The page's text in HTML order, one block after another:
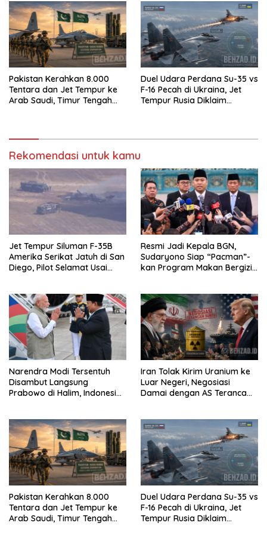
Pakistan Kerahkan 8.000
Tentara dan Jet Tempur ke
Arab Saudi, Timur Tengah
Duel Udara Perdana Su-35 vs
F-16 Pecah di Ukraina, Jet
Tempur Rusia Diklaim
Rekomendasi untuk kamu
Jet Tempur Siluman F-35B
Amerika Serikat Jatuh di San
Diego, Pilot Selamat Usai
Resmi Jadi Kepala BGN,
Sudaryono Siap “Pacman”-
kan Program Makan Bergizi
Narendra Modi Tersentuh
Disambut Langsung
Prabowo di Halim, Indonesia
Iran Tolak Kirim Uranium ke
Luar Negeri, Negosiasi
Damai dengan AS Terancam
Pakistan Kerahkan 8.000
Tentara dan Jet Tempur ke
Arab Saudi, Timur Tengah
Duel Udara Perdana Su-35 vs
F-16 Pecah di Ukraina, Jet
Tempur Rusia Diklaim